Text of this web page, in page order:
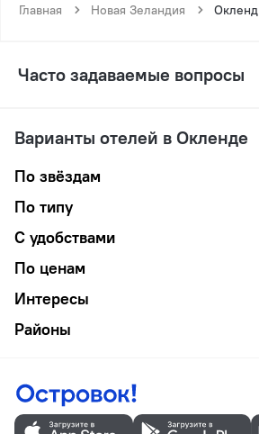
Главная Новая Зеландия Окленд
Часто задаваемые вопросы
Варианты отелей в Окленде
По звёздам
По типу
С удобствами
По ценам
Интересы
Районы